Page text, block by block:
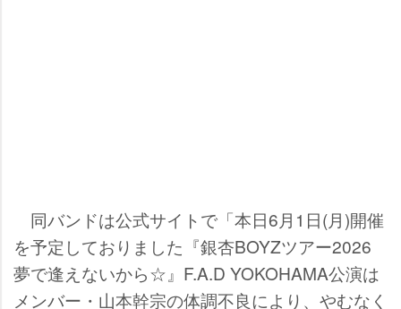
同バンドは公式サイトで「本日6月1日(月)開催
を予定しておりました『銀杏BOYZツアー2026
夢で逢えないから☆』F.A.D YOKOHAMA公演は
メンバー・山本幹宗の体調不良により、やむなく